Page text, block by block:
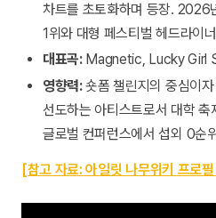
차트를 초토화하며 등장. 2026
1위와 대형 페스티벌 헤드라이
대표곡:Magnetic, Lucky Girl
영향력:숏폼 챌린지의 중심이
선도하는 아티스트로서 대학
글로벌 컨퍼런스에서 섭외 0순
[참고 자료: 아일릿 나무위키 프로